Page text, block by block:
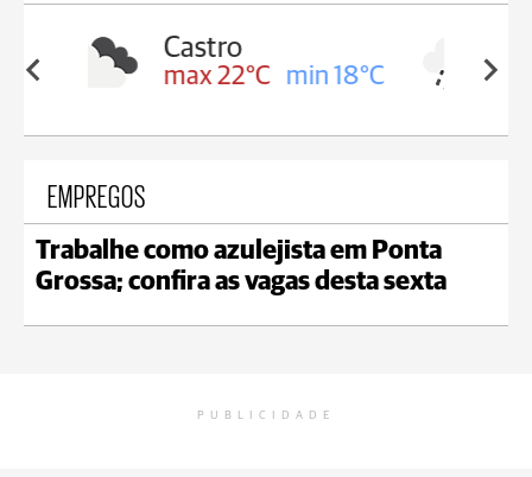
18°C
Carambeí
max 21°C min 18°C
EMPREGOS
Trabalhe como azulejista em Ponta
Grossa; confira as vagas desta sexta
PUBLICIDADE